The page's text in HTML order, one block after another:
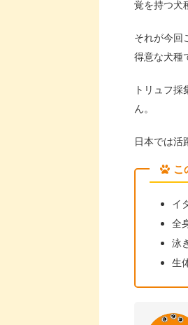
覚を持つ犬
それが今回
得意な犬種
トリュフ
ん。
日本では活
こ
イ
全
泳
生